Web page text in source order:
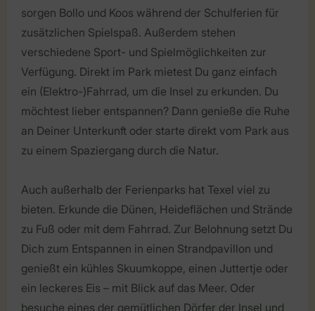
sorgen Bollo und Koos während der Schulferien für
zusätzlichen Spielspaß. Außerdem stehen
verschiedene Sport- und Spielmöglichkeiten zur
Verfügung. Direkt im Park mietest Du ganz einfach
ein (Elektro-)Fahrrad, um die Insel zu erkunden. Du
möchtest lieber entspannen? Dann genieße die Ruhe
an Deiner Unterkunft oder starte direkt vom Park aus
zu einem Spaziergang durch die Natur.
Auch außerhalb der Ferienparks hat Texel viel zu
bieten. Erkunde die Dünen, Heideflächen und Strände
zu Fuß oder mit dem Fahrrad. Zur Belohnung setzt Du
Dich zum Entspannen in einen Strandpavillon und
genießt ein kühles Skuumkoppe, einen Juttertje oder
ein leckeres Eis – mit Blick auf das Meer. Oder
besuche eines der gemütlichen Dörfer der Insel und